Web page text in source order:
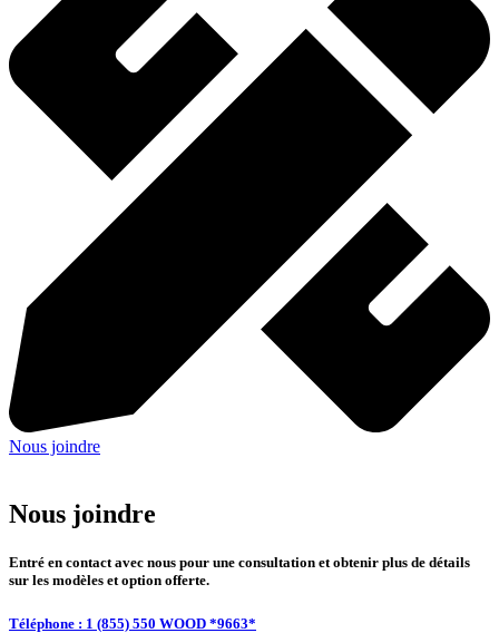
Nous joindre
Nous joindre
Entré en contact avec nous pour une consultation et obtenir plus de détails
sur les modèles et option offerte.
Téléphone : 1 (855) 550 WOOD *9663*